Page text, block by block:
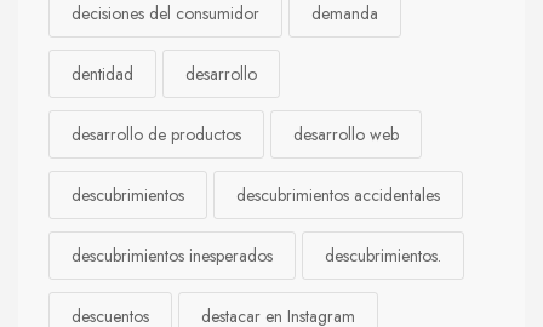
decisiones del consumidor demanda
dentidad desarrollo
desarrollo de productos desarrollo web
descubrimientos descubrimientos accidentales
descubrimientos inesperados descubrimientos.
descuentos destacar en Instagram